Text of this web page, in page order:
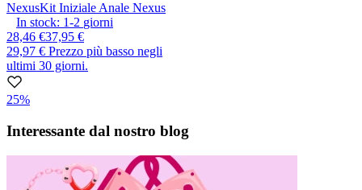
NexusKit Iniziale Anale Nexus
In stock: 1-2 giorni
28,46 €37,95 €
29,97 € Prezzo più basso negli
ultimi 30 giorni.
25%
Interessante dal nostro blog